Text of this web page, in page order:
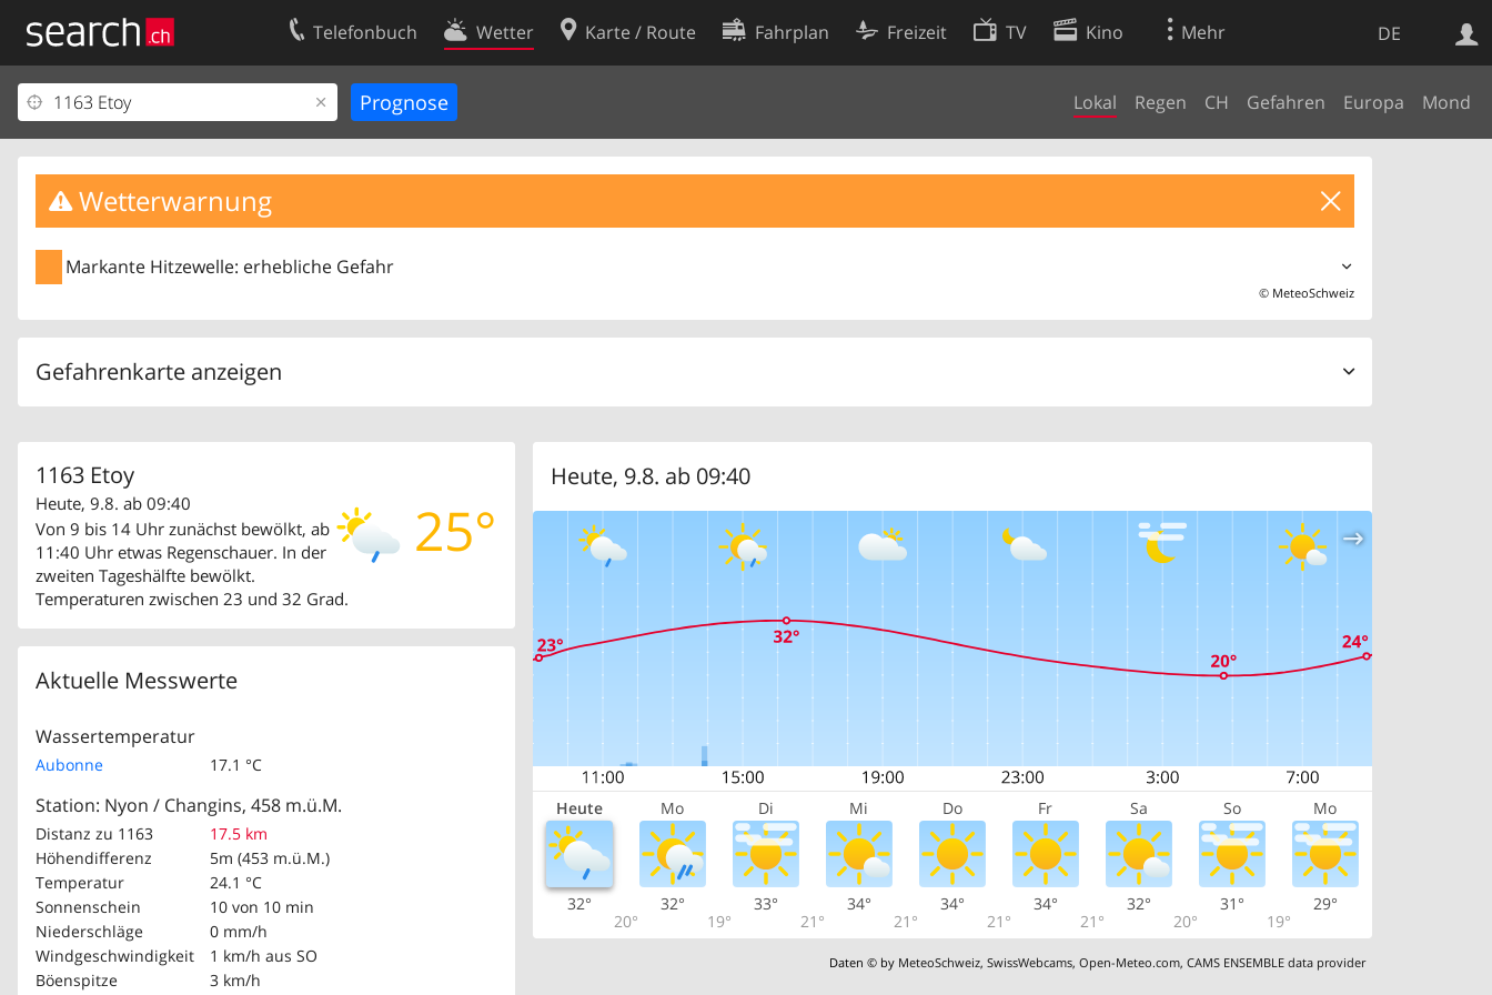
DE
Telefonbuch Wetter Karte / Route Fahrplan Freizeit TV Kino Mehr
Lokal Regen CH Gefahren Europa Mond
Wetterwarnung
Markante Hitzewelle: erhebliche Gefahr
© MeteoSchweiz
Gefahrenkarte anzeigen
1163 Etoy
25°
Heute, 9.8. ab 09:40
Von 9 bis 14 Uhr zunächst bewölkt, ab
11:40 Uhr etwas Regenschauer. In der
zweiten Tageshälfte bewölkt.
Temperaturen zwischen 23 und 32 Grad.
Aktuelle Messwerte
Wassertemperatur
Aubonne 17.1 °C
Station: Nyon / Changins, 458 m.ü.M.
Distanz zu 1163
17.5 km
Höhendifferenz
5m (453 m.ü.M.)
Temperatur
24.1 °C
Sonnenschein
10 von 10 min
Niederschläge
0 mm/h
Windgeschwindigkeit
1 km/h aus SO
Böenspitze
3 km/h
Heute, 9.8. ab 09:40
Heute Mo Di Mi Do Fr Sa So Mo
32°
20°
32°
19°
33°
21°
34°
21°
34°
21°
34°
21°
32°
20°
31°
19°
29°
Daten © by MeteoSchweiz,SwissWebcams,Open-Meteo.com,CAMS ENSEMBLE data provider
Websuche
Ihr Eintrag
Kundencenter Geschäftskunden
Impressum
Kontakt
Nutzungsbedingungen
Datenschutzerklärung
Cookie-Einstellungen
Entwickler